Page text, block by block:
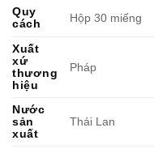
Quy
cách
Hộp 30 miếng
Xuất
xứ
thương
hiệu
Pháp
Nước
sản
xuất
Thái Lan